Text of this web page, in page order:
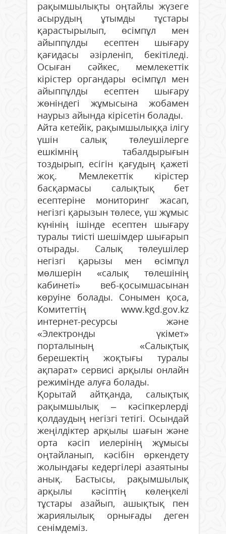
рақымшылықты оңтайлы жүзеге
асырудың ұтымды тұстары
қарастырылып, өсімпұл мен
айыппұлды есептен шығару
қағидасы әзірленіп, бекітіледі.
Осыған сәйкес, мемлекеттік
кірістер органдары өсімпұл мен
айыппұлды есептен шығару
жөніндегі жұмысына жобамен
наурыз айында кірісетін болады.
Айта кетейік, рақымшылыққа ілігу
үшін салық төлеушілерге
ешкімнің табалдырығын
тоздырып, есігін қағудың қажеті
жоқ. Мемлекеттік кірістер
басқармасы салықтық бет
есептеріне мониторинг жасап,
негізгі қарызын төлесе, үш жұмыс
күнінің ішінде есептен шығару
туралы тиісті шешімдер шығарып
отырады. Салық төлеушілер
негізгі қарызы мен өсімпұл
мөлшерін «салық төлешінің
кабинеті» веб-қосымшасынан
көруіне болады. Сонымен қоса,
Комитеттің www.kgd.gov.kz
интернет-ресурсы және
«Электронды үкімет»
порталының «Салықтық
берешектің жоқтығы туралы
ақпарат» сервисі арқылы онлайн
режимінде алуға болады.
Қорытай айтқанда, салықтық
рақымшылық – кәсіпкерлерді
қолдаудың негізгі тетігі. Осындай
жеңілдіктер арқылы шағын және
орта кәсіп иелерінің жұмысы
оңтайланып, кәсібін өркендету
жолындағы кедергілері азаятыны
анық. Бастысы, рақымшылық
арқылы кәсіптің көлеңкелі
тұстары азайып, ашықтық пен
жариялылық орнығады деген
сенімдеміз.